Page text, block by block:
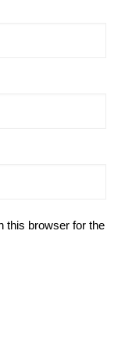
this browser for the